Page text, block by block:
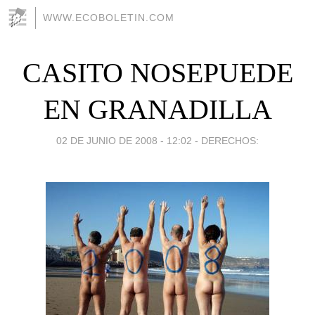
WWW.ECOBOLETIN.COM
CASITO NOSEPUEDE
EN GRANADILLA
02 DE JUNIO DE 2008 - 12:02 - DERECHOS: